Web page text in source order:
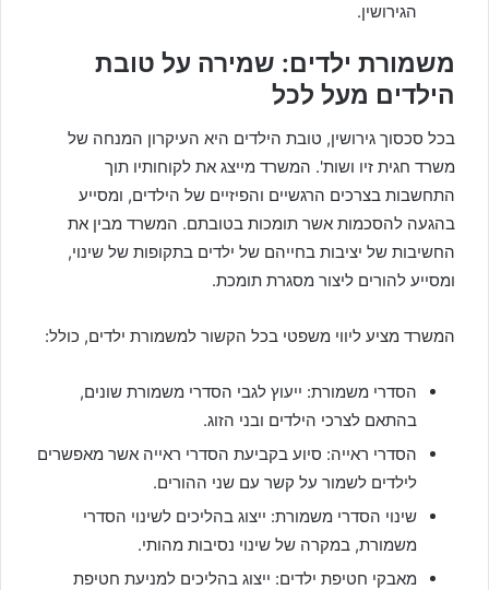
הגירושין.
משמורת ילדים: שמירה על טובת
הילדים מעל לכל
בכל סכסוך גירושין, טובת הילדים היא העיקרון המנחה של
משרד חגית זיו ושות'. המשרד מייצג את לקוחותיו תוך
התחשבות בצרכים הרגשיים והפיזיים של הילדים, ומסייע
בהגעה להסכמות אשר תומכות בטובתם. המשרד מבין את
החשיבות של יציבות בחייהם של ילדים בתקופות של שינוי,
ומסייע להורים ליצור מסגרת תומכת.
המשרד מציע ליווי משפטי בכל הקשור למשמורת ילדים, כולל:
הסדרי משמורת: ייעוץ לגבי הסדרי משמורת שונים,
בהתאם לצרכי הילדים ובני הזוג.
הסדרי ראייה: סיוע בקביעת הסדרי ראייה אשר מאפשרים
לילדים לשמור על קשר עם שני ההורים.
שינוי הסדרי משמורת: ייצוג בהליכים לשינוי הסדרי
משמורת, במקרה של שינוי נסיבות מהותי.
מאבקי חטיפת ילדים: ייצוג בהליכים למניעת חטיפת